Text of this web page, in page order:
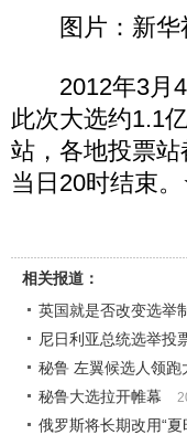
图片：新华
2012年3月4
此次大选约1.1
站，各地投票
当日20时结束
相关报道：
英国就是否改变选举
尼日利亚总统选举投
秘鲁 左翼候选人领跑
秘鲁大选拉开帷幕
俄罗斯将长期改用“夏